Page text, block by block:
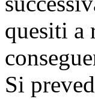
quesiti a
Si